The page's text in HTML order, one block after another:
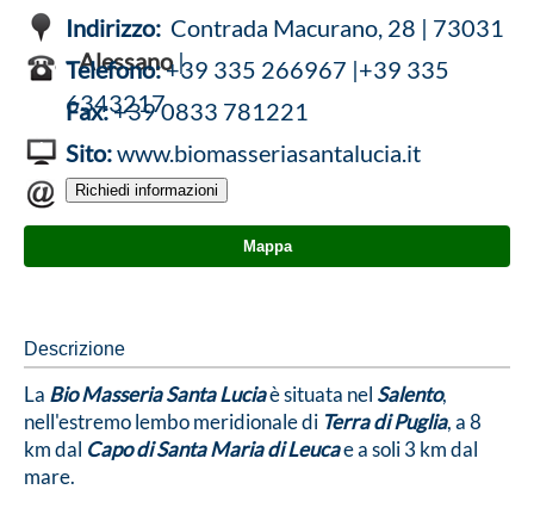
Indirizzo: Contrada Macurano, 28 | 73031
-Alessano|
Telefono:+39 335 266967 |+39 335
6343217
Fax:+39 0833 781221
Sito:www.biomasseriasantalucia.it
Mappa
Descrizione
La Bio Masseria Santa Luciaè situata nel Salento,
nell'estremo lembo meridionale di Terra di Puglia, a 8
km dal Capo di Santa Maria di Leucae a soli 3 km dal
mare.